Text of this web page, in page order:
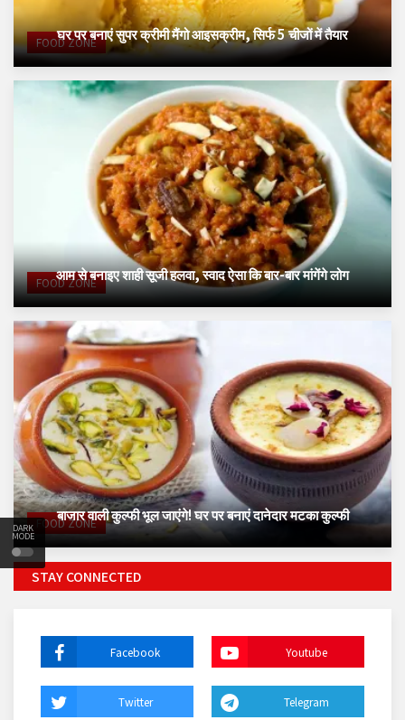
DARK
MODE
FOOD ZONE
घर पर बनाएं सुपर क्रीमी मैंगो आइसक्रीम, सिर्फ 5 चीजों में तैयार
FOOD ZONE
आम से बनाइए शाही सूजी हलवा, स्वाद ऐसा कि बार-बार मांगेंगे लोग
FOOD ZONE
बाजार वाली कुल्फी भूल जाएंगे! घर पर बनाएं दानेदार मटका कुल्फी
STAY CONNECTED
Facebook Youtube
Twitter Telegram